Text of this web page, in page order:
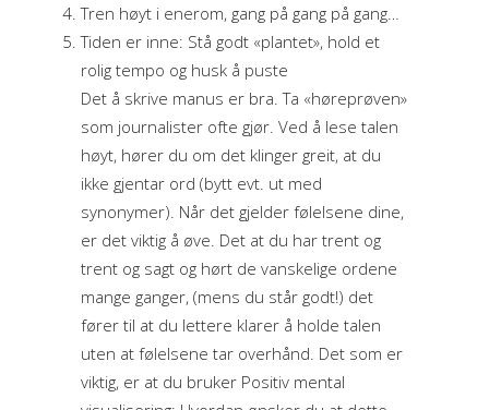
Tren høyt i enerom, gang på gang på gang…
Tiden er inne: Stå godt «plantet», hold et
rolig tempo og husk å puste
Det å skrive manus er bra. Ta «høreprøven»
som journalister ofte gjør. Ved å lese talen
høyt, hører du om det klinger greit, at du
ikke gjentar ord (bytt evt. ut med
synonymer). Når det gjelder følelsene dine,
er det viktig å øve. Det at du har trent og
trent og sagt og hørt de vanskelige ordene
mange ganger, (mens du står godt!) det
fører til at du lettere klarer å holde talen
uten at følelsene tar overhånd. Det som er
viktig, er at du bruker Positiv mental